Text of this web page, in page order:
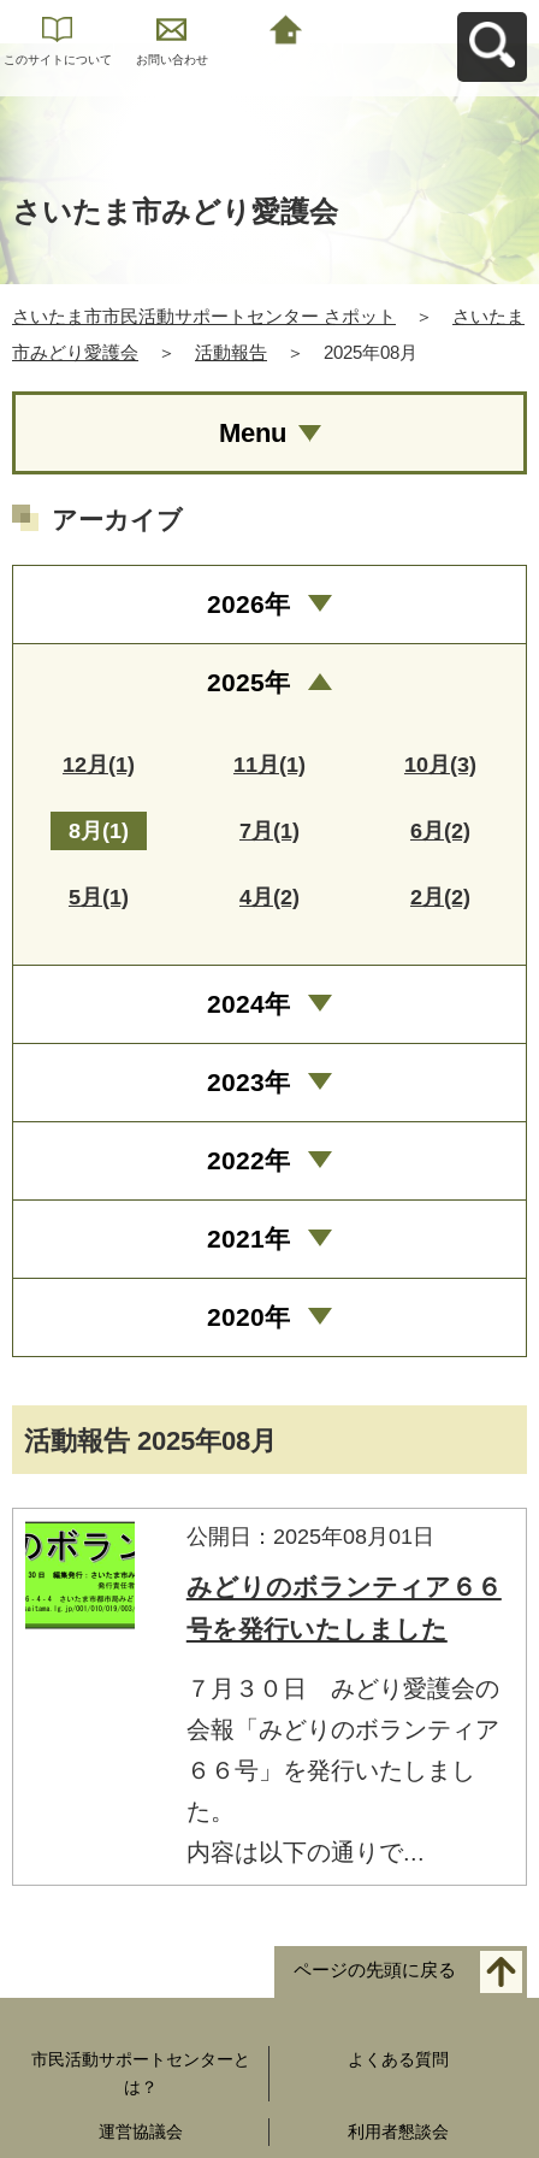
このサイトについて お問い合わせ
さいたま市みどり愛護会
さいたま市市民活動サポートセンター さポット ＞
さいたま
市みどり愛護会
＞ 活動報告 ＞ 2025年08月
活動報告 2025年08月
公開日：2025年08月01日
みどりのボランティア６６
号を発行いたしました
７月３０日 みどり愛護会の
会報「みどりのボランティア
６６号」を発行いたしまし
た。
内容は以下の通りで...
Menu
アーカイブ
2026年
2025年
12月(1) 11月(1) 10月(3)
8月(1) 7月(1) 6月(2)
5月(1) 4月(2) 2月(2)
2024年
2023年
2022年
2021年
2020年
ページの先頭に戻る
市民活動サポートセンターと
は？
よくある質問
運営協議会 利用者懇談会